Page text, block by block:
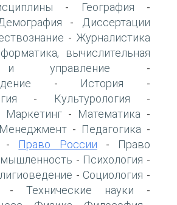
- География -
-
Диссертации
- Журналистика
вычислительная
управление -
- История -
- Культурология -
Маркетинг - Математика -
Менеджмент - Педагогика -
- Право России -
Право
- Психология -
- Социология -
- Технические науки -